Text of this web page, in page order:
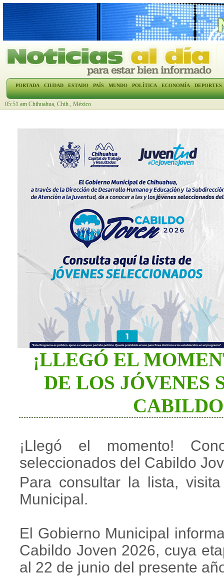
PORTADA CIUDAD ESTADO PAÍS MUNDO POLÍTICA ECONOMÍA DEPORTES
05:51 am Chihuahua, Chih., México
¡LLEGÓ EL
DE LOS JÓVENES
¡Llegó el momento!
seleccionados del Cabildo
Para consultar la lista,
Municipal.
El Gobierno Municipal
Cabildo Joven 2026, cuya
al 22 de junio del presente